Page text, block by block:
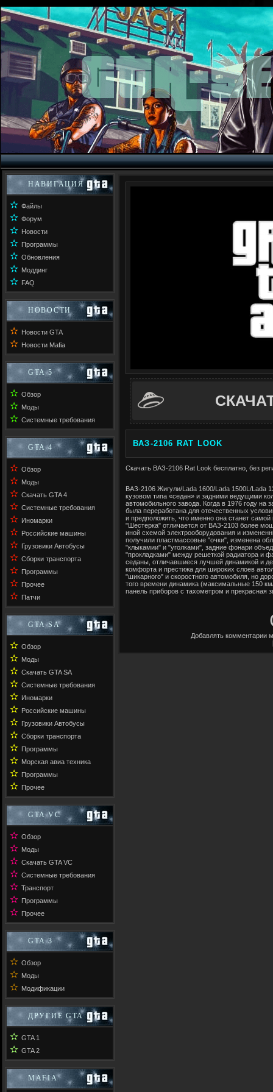
НАВИГАЦИЯ
✫ Файлы
✫ Форум
✫ Новости
✫ Программы
✫ Обновления
✫ Моддинг
✫ FAQ
НОВОСТИ
✫ Новости GTA
✫ Новости Mafia
GTA 5
✫ Обзор
✫ Моды
✫ Системные требования
GTA 4
✫ Обзор
✫ Моды
✫ Скачать GTA 4
✫ Системные требования
✫ Иномарки
✫ Российские машины
✫ Грузовики Автобусы
✫ Сборки транспорта
✫ Программы
✫ Прочее
✫ Патчи
GTA SA
✫ Обзор
✫ Моды
✫ Скачать GTA SA
✫ Системные требования
✫ Иномарки
✫ Российские машины
✫ Грузовики Автобусы
✫ Сборки транспорта
✫ Программы
✫ Морская авиа техника
✫ Программы
✫ Прочее
GTA VC
✫ Обзор
✫ Моды
✫ Скачать GTA VC
✫ Системные требования
✫ Транспорт
✫ Программы
✫ Прочее
GTA 3
✫ Обзор
✫ Моды
✫ Модификации
ДРУГИЕ GTA
✫ GTA 1
✫ GTA 2
MAFIA
ВАЗ-2106 RAT LOOK
Скачать ВАЗ-2106 Rat Look бесплатно, без
ВАЗ-2106 Жигули/Lada 1600/Lada 1500L/Lada
кузовом типа «седан» и задними ведущими
автомобильного завода. Когда в 1976 году на
была переработана для отечественных
и предположить, что именно она станет
"Шестерка" отличается от ВАЗ-2103 более
иной схемой электрооборудования и
получили пластмассовые "очки", изменена
"клыкамии" и "уголками", задние фонари
"прокладками" между решеткой радиатора и
седаны, отличавшиеся лучшей динамикой и
комфорта и престижа для широких слоев
"шикарного" и скоростного автомобиля, но
того времени динамика (максимальные 150
панель приборов с тахометром и прекрасная
Добавлять комментарии